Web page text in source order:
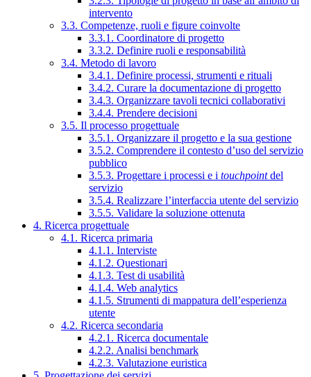
intervento
3.3. Competenze, ruoli e figure coinvolte
3.3.1. Coordinatore di progetto
3.3.2. Definire ruoli e responsabilità
3.4. Metodo di lavoro
3.4.1. Definire processi, strumenti e rituali
3.4.2. Curare la documentazione di progetto
3.4.3. Organizzare tavoli tecnici collaborativi
3.4.4. Prendere decisioni
3.5. Il processo progettuale
3.5.1. Organizzare il progetto e la sua gestione
3.5.2. Comprendere il contesto d’uso del servizio
pubblico
3.5.3. Progettare i processi e i touchpointdel
servizio
3.5.4. Realizzare l’interfaccia utente del servizio
3.5.5. Validare la soluzione ottenuta
4. Ricerca progettuale
4.1. Ricerca primaria
4.1.1. Interviste
4.1.2. Questionari
4.1.3. Test di usabilità
4.1.4. Web analytics
4.1.5. Strumenti di mappatura dell’esperienza
utente
4.2. Ricerca secondaria
4.2.1. Ricerca documentale
4.2.2. Analisi benchmark
4.2.3. Valutazione euristica